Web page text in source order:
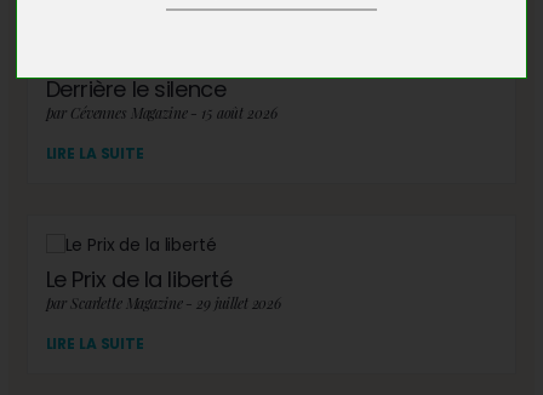
Derrière le silence
par Cévennes Magazine - 15 août 2026
LIRE LA SUITE
Le Prix de la liberté
par Scarlette Magazine - 29 juillet 2026
LIRE LA SUITE